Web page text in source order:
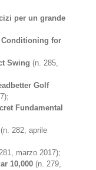
per un grande
Conditioning for
Swing (n. 285,
Golf
Fundamental
282, aprile
marzo 2017);
10,000 (n. 279,